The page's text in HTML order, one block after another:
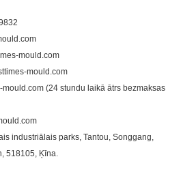
mould.com
mould.com
mould.com (24 stundu laikā ātrs bezmaksas
industriālais parks, Tantou, Songgang,
518105, Ķīna.